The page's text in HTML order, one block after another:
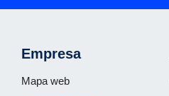
Empresa
Mapa web